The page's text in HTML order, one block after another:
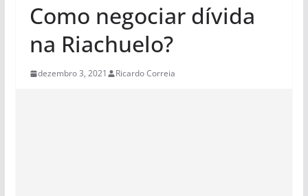
Como negociar dívida
na Riachuelo?
dezembro 3, 2021 Ricardo Correia